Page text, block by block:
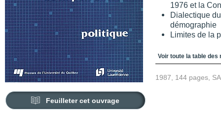
Feuilleter cet ouvrage
1976 et la
Dialectique
démographie
Limites de la
Table des
Voir toute la table des
1987, 144 pages,